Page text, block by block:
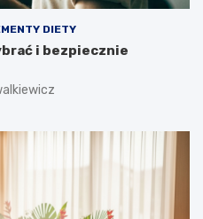
DIETY
i bezpiecznie